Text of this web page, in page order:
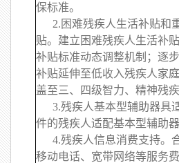
保标准。
2.困难残疾人生活补贴和
贴。建立困难残疾人生活补
补贴标准动态调整机制；逐
补贴延伸至低收入残疾人家
盖至三、四级智力、精神残疾
3.残疾人基本型辅助器具
件的残疾人适配基本型辅助
4.残疾人信息消费支持。
移动电话、宽带网络等服务